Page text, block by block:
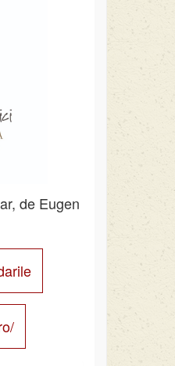
de Eugen